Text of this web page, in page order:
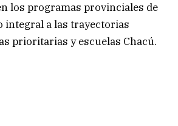
los programas provinciales de
integral a las trayectorias
prioritarias y escuelas Chacú.